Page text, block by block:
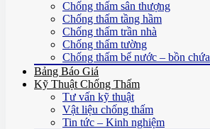
Chống thấm sân thượng
Chống thấm tầng hầm
Chống thấm trần nhà
Chống thấm tường
Chống thấm bể nước – bồn chứa
Bảng Báo Giá
Kỹ Thuật Chống Thấm
Tư vấn kỹ thuật
Vật liệu chống thấm
Tin tức – Kinh nghiệm